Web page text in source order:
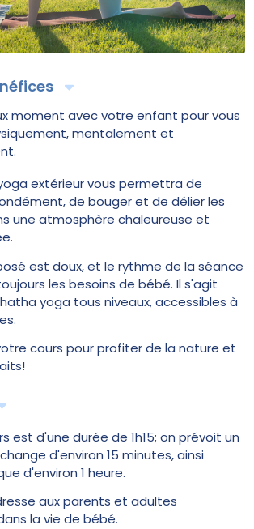
moment avec votre enfant pour vous
mentalement et
extérieur vous permettra de
de bouger et de délier les
une atmosphère chaleureuse et
est doux, et le rythme de la séance
les besoins de bébé. Il s'agit
yoga tous niveaux, accessibles à
cours pour profiter de la nature et
est d'une durée de 1h15; on prévoit un
d'environ 15 minutes, ainsi
d'environ 1 heure.
aux parents et adultes
la vie de bébé.